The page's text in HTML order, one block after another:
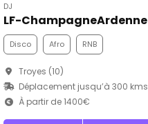
DJ
LF-ChampagneArdenne
Disco Afro RNB
Troyes (10)
Déplacement jusqu’à 300 kms
À partir de 1400€